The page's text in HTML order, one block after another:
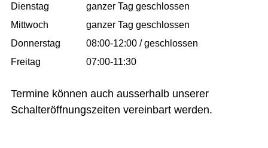
Dienstag
ganzer Tag geschlossen
Mittwoch
ganzer Tag geschlossen
Donnerstag
08:00-12:00 / geschlossen
Freitag
07:00-11:30
Termine können auch ausserhalb unserer
Schalteröffnungszeiten vereinbart werden.